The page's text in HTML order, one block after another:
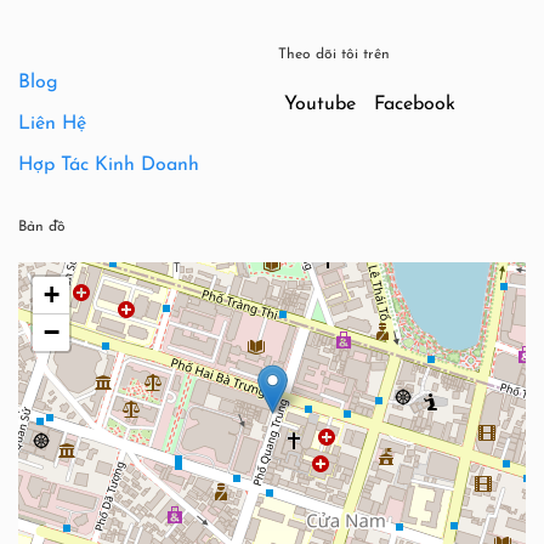
Blog
Liên Hệ
Hợp Tác Kinh Doanh
Theo dõi tôi trên
Youtube Facebook
Bản đồ
+
−